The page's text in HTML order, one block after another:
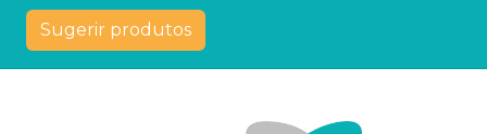
Sugerir produtos